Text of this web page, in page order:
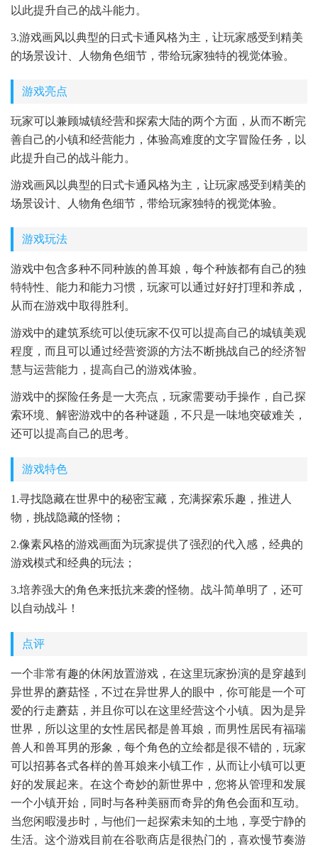
以此提升自己的战斗能力。
3.游戏画风以典型的日式卡通风格为主，让玩家感受到精美
的场景设计、人物角色细节，带给玩家独特的视觉体验。
游戏亮点
玩家可以兼顾城镇经营和探索大陆的两个方面，从而不断完
善自己的小镇和经营能力，体验高难度的文字冒险任务，以
此提升自己的战斗能力。
游戏画风以典型的日式卡通风格为主，让玩家感受到精美的
场景设计、人物角色细节，带给玩家独特的视觉体验。
游戏玩法
游戏中包含多种不同种族的兽耳娘，每个种族都有自己的独
特特性、能力和能力习惯，玩家可以通过好好打理和养成，
从而在游戏中取得胜利。
游戏中的建筑系统可以使玩家不仅可以提高自己的城镇美观
程度，而且可以通过经营资源的方法不断挑战自己的经济智
慧与运营能力，提高自己的游戏体验。
游戏中的探险任务是一大亮点，玩家需要动手操作，自己探
索环境、解密游戏中的各种谜题，不只是一味地突破难关，
还可以提高自己的思考。
游戏特色
1.寻找隐藏在世界中的秘密宝藏，充满探索乐趣，推进人
物，挑战隐藏的怪物；
2.像素风格的游戏画面为玩家提供了强烈的代入感，经典的
游戏模式和经典的玩法；
3.培养强大的角色来抵抗来袭的怪物。战斗简单明了，还可
以自动战斗！
点评
一个非常有趣的休闲放置游戏，在这里玩家扮演的是穿越到
异世界的蘑菇怪，不过在异世界人的眼中，你可能是一个可
爱的行走蘑菇，并且你可以在这里经营这个小镇。因为是异
世界，所以这里的女性居民都是兽耳娘，而男性居民有福瑞
兽人和兽耳男的形象，每个角色的立绘都是很不错的，玩家
可以招募各式各样的兽耳娘来小镇工作，从而让小镇可以更
好的发展起来。在这个奇妙的新世界中，您将从管理和发展
一个小镇开始，同时与各种美丽而奇异的角色会面和互动。
当您闲暇漫步时，与他们一起探索未知的土地，享受宁静的
生活。这个游戏目前在谷歌商店是很热门的，喜欢慢节奏游